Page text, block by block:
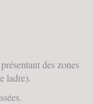
des zones
ladre).